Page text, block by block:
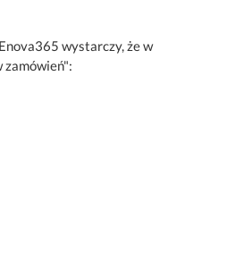
wystarczy, że w